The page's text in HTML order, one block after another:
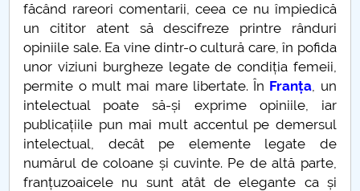
Poate fi un calculator conștient?
Despre schimbări... tehnologice și nu numai...
CARPE DIEM
Etica spirituala. Stiinta de a sarbatori Craciunul
Eminescu nu a fost...
făcând rareori comentarii, ceea ce nu împiedică
un cititor atent să descifreze printre rânduri
opiniile sale. Ea vine dintr-o cultură care, în pofida
unor viziuni burgheze legate de condiția femeii,
permite o mult mai mare libertate. În Franța, un
intelectual poate să-și exprime opiniile, iar
publicațiile pun mai mult accentul pe demersul
intelectual, decât pe elemente legate de
numărul de coloane și cuvinte. Pe de altă parte,
franțuzoaicele nu sunt atât de elegante ca și